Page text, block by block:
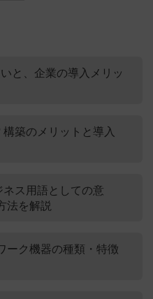
と、企業の導入メリッ
築のメリットと導入
ス用語としての意
法を解説
ーク機器の種類・特徴